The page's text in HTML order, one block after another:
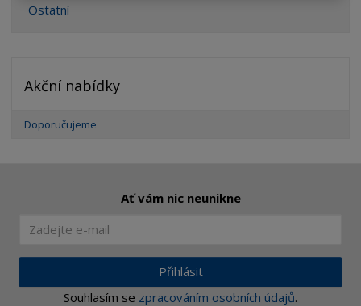
Ostatní
Akční nabídky
Doporučujeme
Ať vám nic neunikne
Přihlásit
Souhlasím se zpracováním osobních údajů.